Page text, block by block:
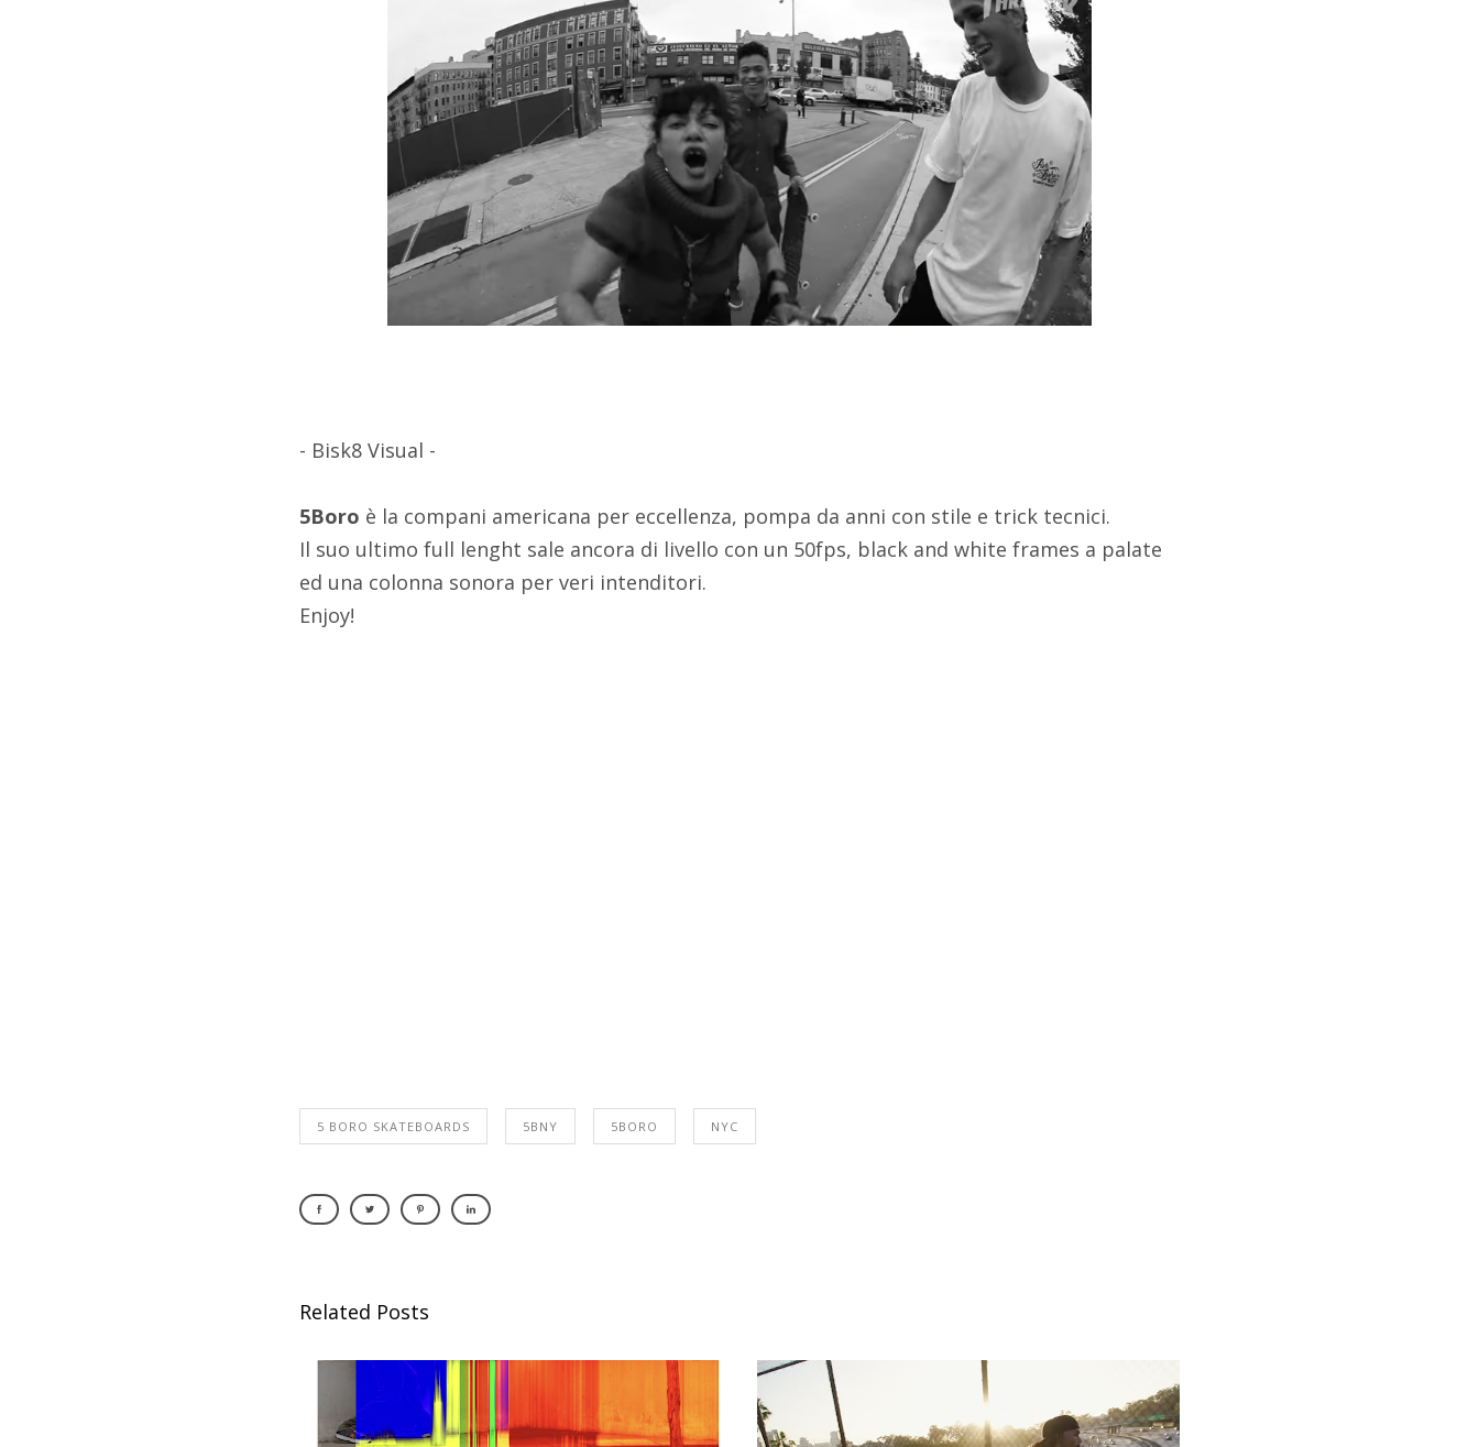
- Bisk8 Visual -
5Boro è la compani americana per eccellenza, pompa da anni con stile e trick tecnici.
Il suo ultimo full lenght sale ancora di livello con un 50fps, black and white frames a palate
ed una colonna sonora per veri intenditori.
Enjoy!
5 BORO SKATEBOARDS 5BNY 5BORO NYC
Related Posts